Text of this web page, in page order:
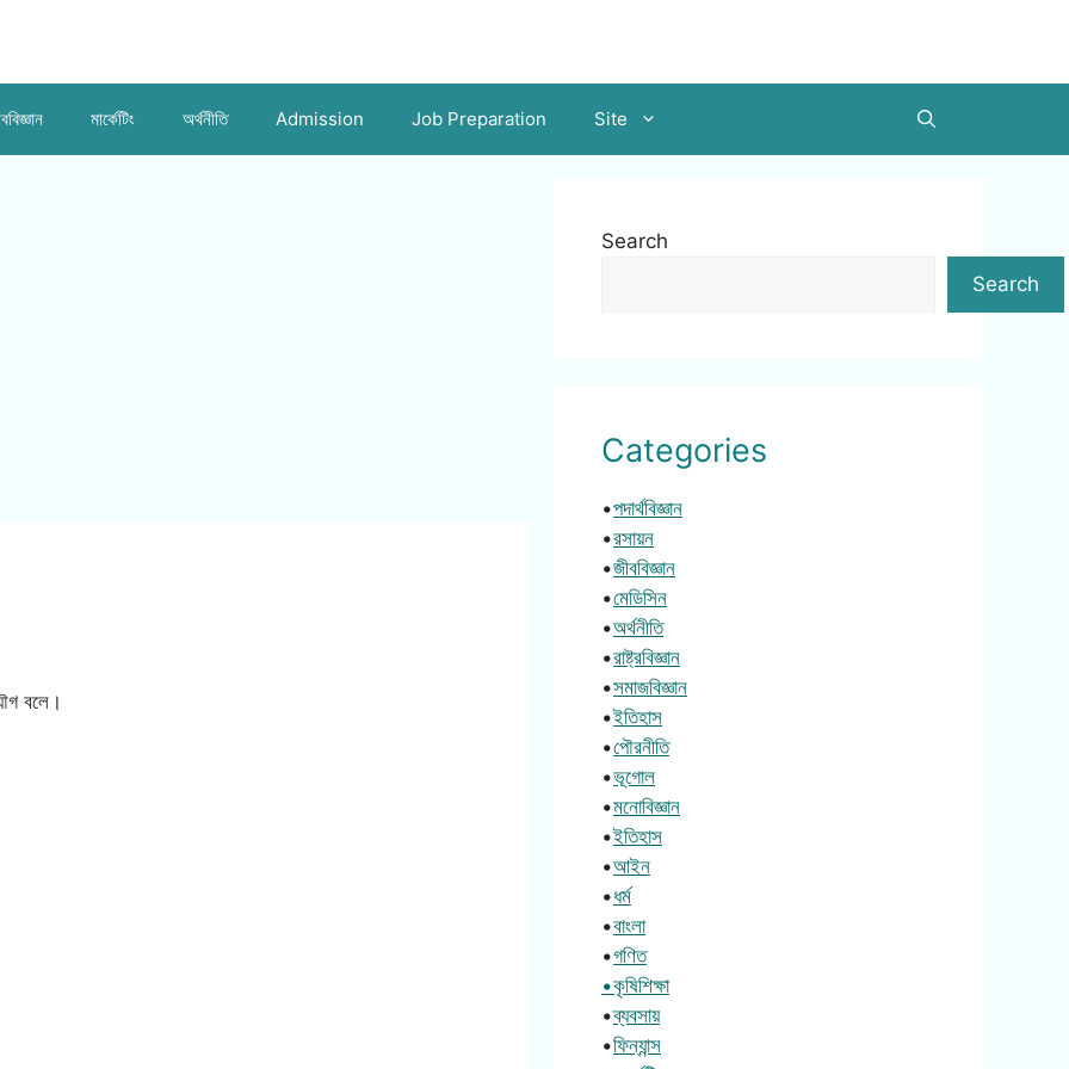
মার্কেটিং অর্থনীতি Admission Job Preparation Site
বলে।
Search
Search
Categories
•পদার্থবিজ্ঞান
•রসায়ন
•জীববিজ্ঞান
•মেডিসিন
•অর্থনীতি
•রাষ্ট্রবিজ্ঞান
•সমাজবিজ্ঞান
•ইতিহাস
•পৌরনীতি
•ভূগোল
•মনোবিজ্ঞান
•ইতিহাস
•আইন
•ধর্ম
•বাংলা
•গণিত
•কৃষিশিক্ষা
•ব্যবসায়
•ফিন্যান্স